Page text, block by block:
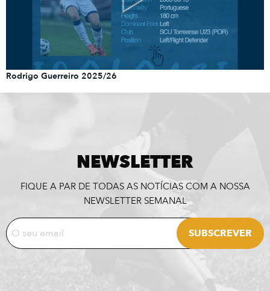
Rodrigo Guerreiro 2025/26
NEWSLETTER
FIQUE A PAR DE TODAS AS NOTÍCIAS COM A NOSSA
NEWSLETTER SEMANAL